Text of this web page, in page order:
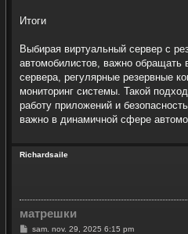
Итоги
Выбирая виртуальный сервер с
автомобилистов, важно обращать
сервера, регулярные резервные
мониторинг системы. Такой
работу приложений и
важно в динамичной сфере
Richardsaile
матрешки
Msam. nov. 29, 2025 6:15 pm